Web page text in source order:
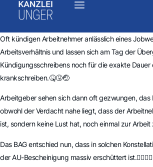
Oft kündigen Arbeitnehmer anlässlich eines
Arbeitsverhältnis und lassen sich am Tag der
Kündigungsschreibens noch für die exakte
krankschreiben.🤒🤧🤕
Arbeitgeber sehen sich dann oft gezwungen, das
obwohl der Verdacht nahe liegt, dass der
ist, sondern keine Lust hat, noch einmal zur
Das BAG entschied nun, dass in solchen
der AU-Bescheinigung massiv erschüttert ist.👨‍⚖️👩‍⚖️